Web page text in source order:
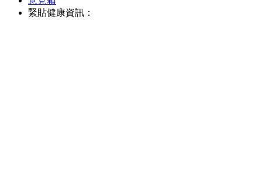
緊貼健康資訊：